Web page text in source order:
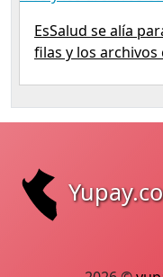
EsSalud se alía
filas y los
Yupay.co